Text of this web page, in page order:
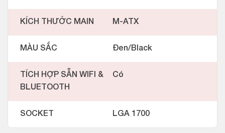
KÍCH THƯỚC MAIN M-ATX
MÀU SẮC Đen/Black
TÍCH HỢP SẴN WIFI &
BLUETOOTH
Có
SOCKET LGA 1700